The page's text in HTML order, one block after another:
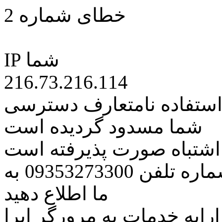
خطای شماره 2
IP شما
216.73.216.114
نامتعارف دسترسی
شما مسدود گردیده است
اشتباه صورت پذیرفته است
مراتب این مسئله را از طریق شماره تلفن 09353273300 به
ما اطلاع دهید
خدمات به مرورگر اپرا